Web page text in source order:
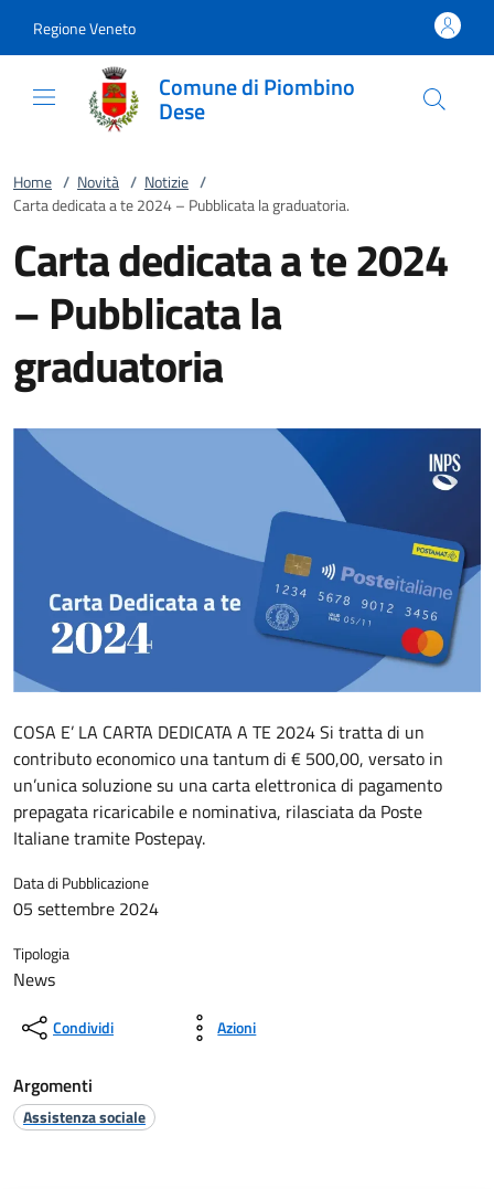
Regione Veneto
Comune di Piombino
Dese
Home / Novità / Notizie /
Carta dedicata a te 2024 – Pubblicata la graduatoria.
Carta dedicata a te 2024
– Pubblicata la
graduatoria
COSA E’ LA CARTA DEDICATA A TE 2024 Si tratta di un
contributo economico una tantum di € 500,00, versato in
un’unica soluzione su una carta elettronica di pagamento
prepagata ricaricabile e nominativa, rilasciata da Poste
Italiane tramite Postepay.
Data di Pubblicazione
05 settembre 2024
Tipologia
News
Condividi Azioni
Argomenti
Assistenza sociale